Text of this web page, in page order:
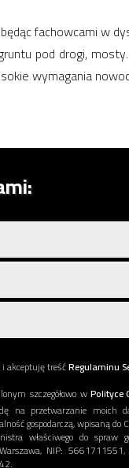
fachowcami w
pod drogi,
wymagania
akceptuję treśćRegulaminu
szczegółowo wPolityce
na przetwarzanie
gospodarczą, wpisaną
właściwego do spraw
NIP: